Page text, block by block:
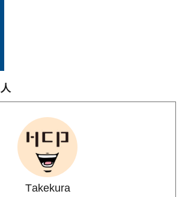
Takekura